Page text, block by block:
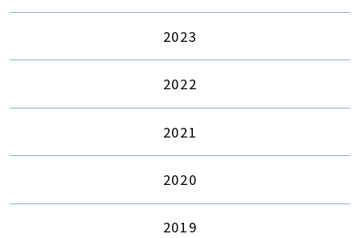
2023
2022
2021
2020
2019